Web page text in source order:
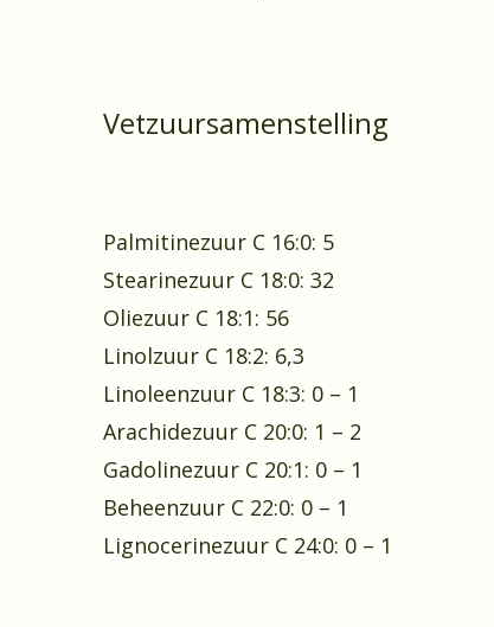
Vetzuursamenstelling
Palmitinezuur C 16:0: 5
Stearinezuur C 18:0: 32
Oliezuur C 18:1: 56
Linolzuur C 18:2: 6,3
Linoleenzuur C 18:3: 0 – 1
Arachidezuur C 20:0: 1 – 2
Gadolinezuur C 20:1: 0 – 1
Beheenzuur C 22:0: 0 – 1
Lignocerinezuur C 24:0: 0 – 1